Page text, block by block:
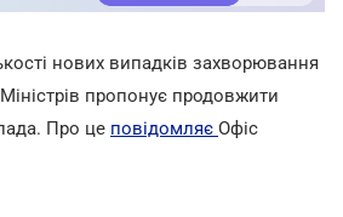
нових випадків захворювання
пропонує продовжити
Про це повідомляє Офіс